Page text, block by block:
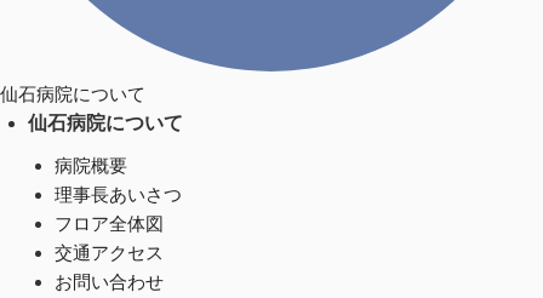
仙石病院について
仙石病院について
病院概要
理事長あいさつ
フロア全体図
交通アクセス
お問い合わせ